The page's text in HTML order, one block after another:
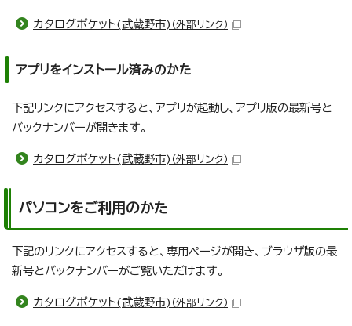
カタログポケット(武蔵野市) （外部リンク）
アプリをインストール済みのかた
下記リンクにアクセスすると、アプリが起動し、アプリ版の最新号と
バックナンバーが開きます。
カタログポケット(武蔵野市) （外部リンク）
パソコンをご利用のかた
下記のリンクにアクセスすると、専用ページが開き、ブラウザ版の最
新号とバックナンバーがご覧いただけます。
カタログポケット(武蔵野市) （外部リンク）